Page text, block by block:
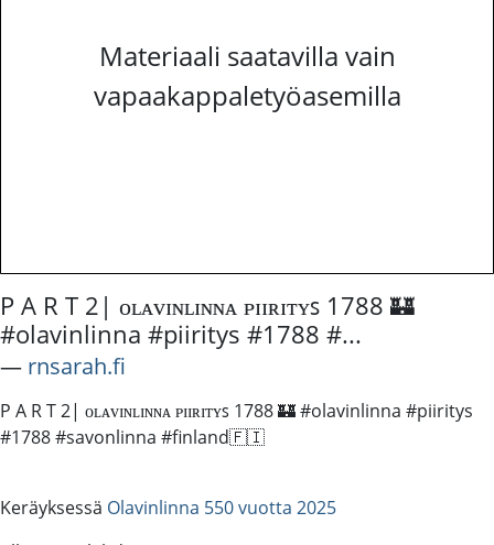
Materiaali saatavilla vain
vapaakappaletyöasemilla
P A R T 2| ᴏʟᴀᴠɪɴʟɪɴɴᴀ ᴘɪɪʀɪᴛʏꜱ 1788 🏰
#olavinlinna #piiritys #1788 #...
― rnsarah.fi
P A R T 2| ᴏʟᴀᴠɪɴʟɪɴɴᴀ ᴘɪɪʀɪᴛʏꜱ 1788 🏰 #olavinlinna #piiritys
#1788 #savonlinna #finland🇫🇮
Keräyksessä Olavinlinna 550 vuotta 2025